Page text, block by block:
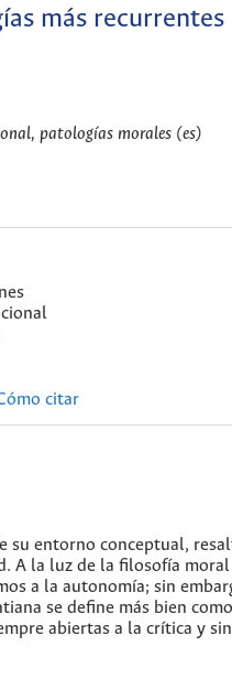
más recurrentes
patologías morales (es)
citar
su entorno conceptual,
A la luz de la filosofía
a la autonomía; sin
se define más bien
abiertas a la crítica y